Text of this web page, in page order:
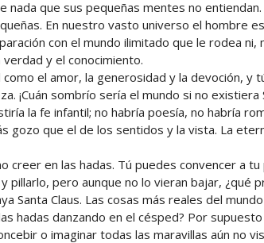
nada que sus pequeñas mentes no
En nuestro vasto universo el hombre
con el mundo ilimitado que le rodea ni,
y el conocimiento.
el amor, la generosidad y la devoción, y
¡Cuán sombrío sería el mundo si no existiera
la fe infantil; no habría poesía, no habría
gozo que el de los sentidos y la vista. La
creer en las hadas. Tú puedes convencer a
pero aunque no lo vieran bajar, ¿qué
Santa Claus. Las cosas más reales del
hadas danzando en el césped? Por
o imaginar todas las maravillas aún no